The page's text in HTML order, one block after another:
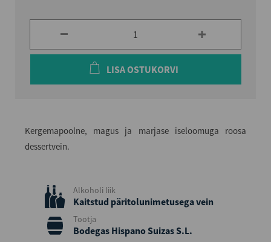
LISA OSTUKORVI
Kergemapoolne, magus ja marjase iseloomuga roosa
dessertvein.
Alkoholi liik
Kaitstud päritolunimetusega vein
Tootja
Bodegas Hispano Suizas S.L.